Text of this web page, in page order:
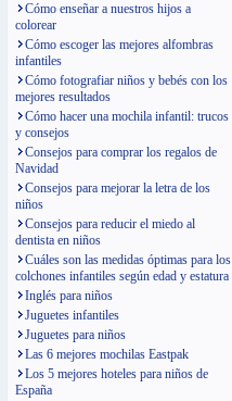
Cómo enseñar a nuestros hijos a
colorear
Cómo escoger las mejores alfombras
infantiles
Cómo fotografiar niños y bebés con los
mejores resultados
Cómo hacer una mochila infantil: trucos
y consejos
Consejos para comprar los regalos de
Navidad
Consejos para mejorar la letra de los
niños
Consejos para reducir el miedo al
dentista en niños
Cuáles son las medidas óptimas para los
colchones infantiles según edad y estatura
Inglés para niños
Juguetes infantiles
Juguetes para niños
Las 6 mejores mochilas Eastpak
Los 5 mejores hoteles para niños de
España